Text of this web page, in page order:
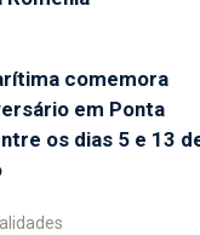
comemora
em Ponta
os dias 5 e 13